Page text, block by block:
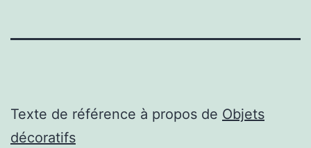
Texte de référence à propos de Objets
décoratifs